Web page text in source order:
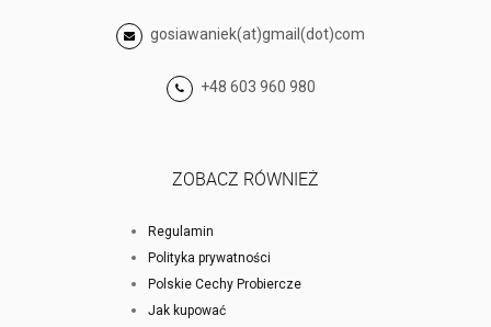
gosiawaniek(at)gmail(dot)com
+48 603 960 980
ZOBACZ RÓWNIEŻ
Regulamin
Polityka prywatności
Polskie Cechy Probiercze
Jak kupować